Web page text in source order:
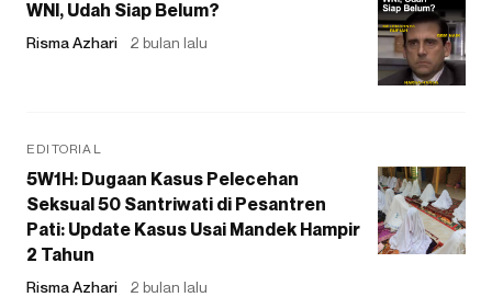
WNI, Udah Siap Belum?
Risma Azhari 2 bulan lalu
EDITORIAL
5W1H: Dugaan Kasus Pelecehan
Seksual 50 Santriwati di Pesantren
Pati: Update Kasus Usai Mandek Hampir
2 Tahun
Risma Azhari 2 bulan lalu